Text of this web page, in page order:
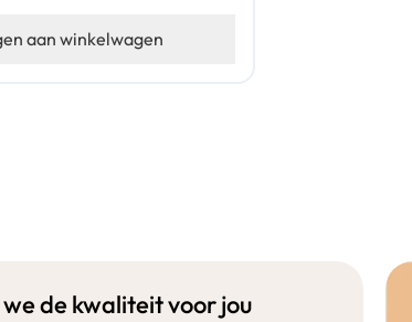
aan winkelwagen
de kwaliteit voor jou